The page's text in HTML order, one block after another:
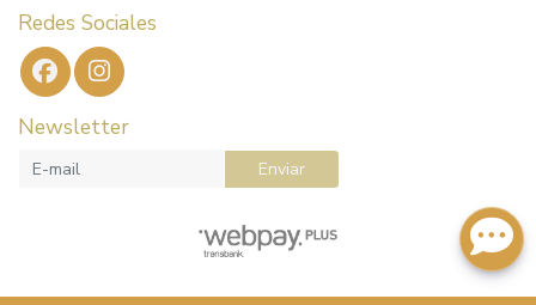
Redes Sociales
Newsletter
Enviar